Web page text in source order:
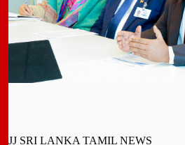
JJ SRI LANKA TAMIL NEWS